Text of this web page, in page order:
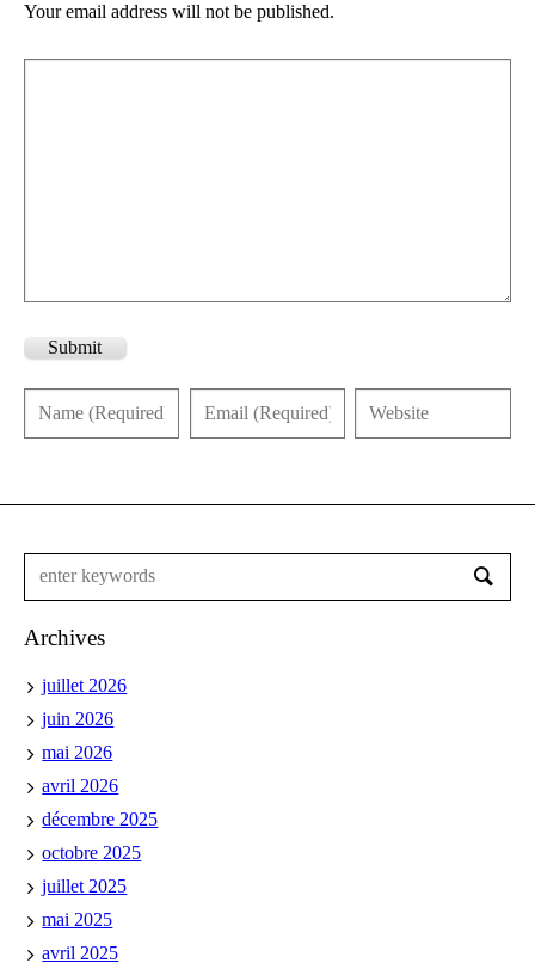
Your email address will not be published.
Submit
Archives
juillet 2026
juin 2026
mai 2026
avril 2026
décembre 2025
octobre 2025
juillet 2025
mai 2025
avril 2025